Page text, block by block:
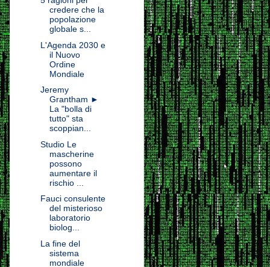
credere che la
popolazione
globale s...
L'Agenda 2030 e
il Nuovo
Ordine
Mondiale
Jeremy
Grantham ►
La "bolla di
tutto" sta
scoppian...
Studio Le
mascherine
possono
aumentare il
rischio ...
Fauci consulente
del misterioso
laboratorio
biolog...
La fine del
sistema
mondiale